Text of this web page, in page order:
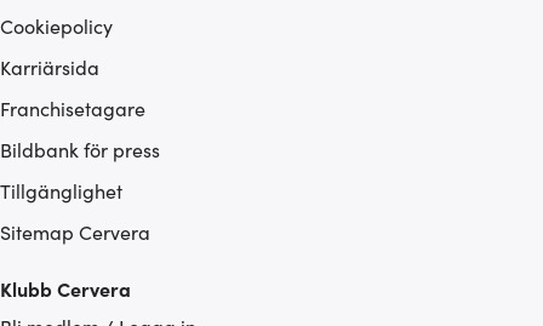
Cookiepolicy
Karriärsida
Franchisetagare
Bildbank för press
Tillgänglighet
Sitemap Cervera
Klubb Cervera